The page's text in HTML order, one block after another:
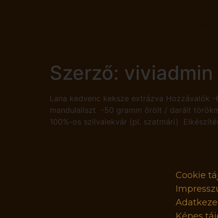
Szerző: viviadmin
Lana kedvenc keksze extrázva
mandulaliszt -50 gramm őrölt / darált
100%-os szilvalekvár (pl. szatmári)
Cookie